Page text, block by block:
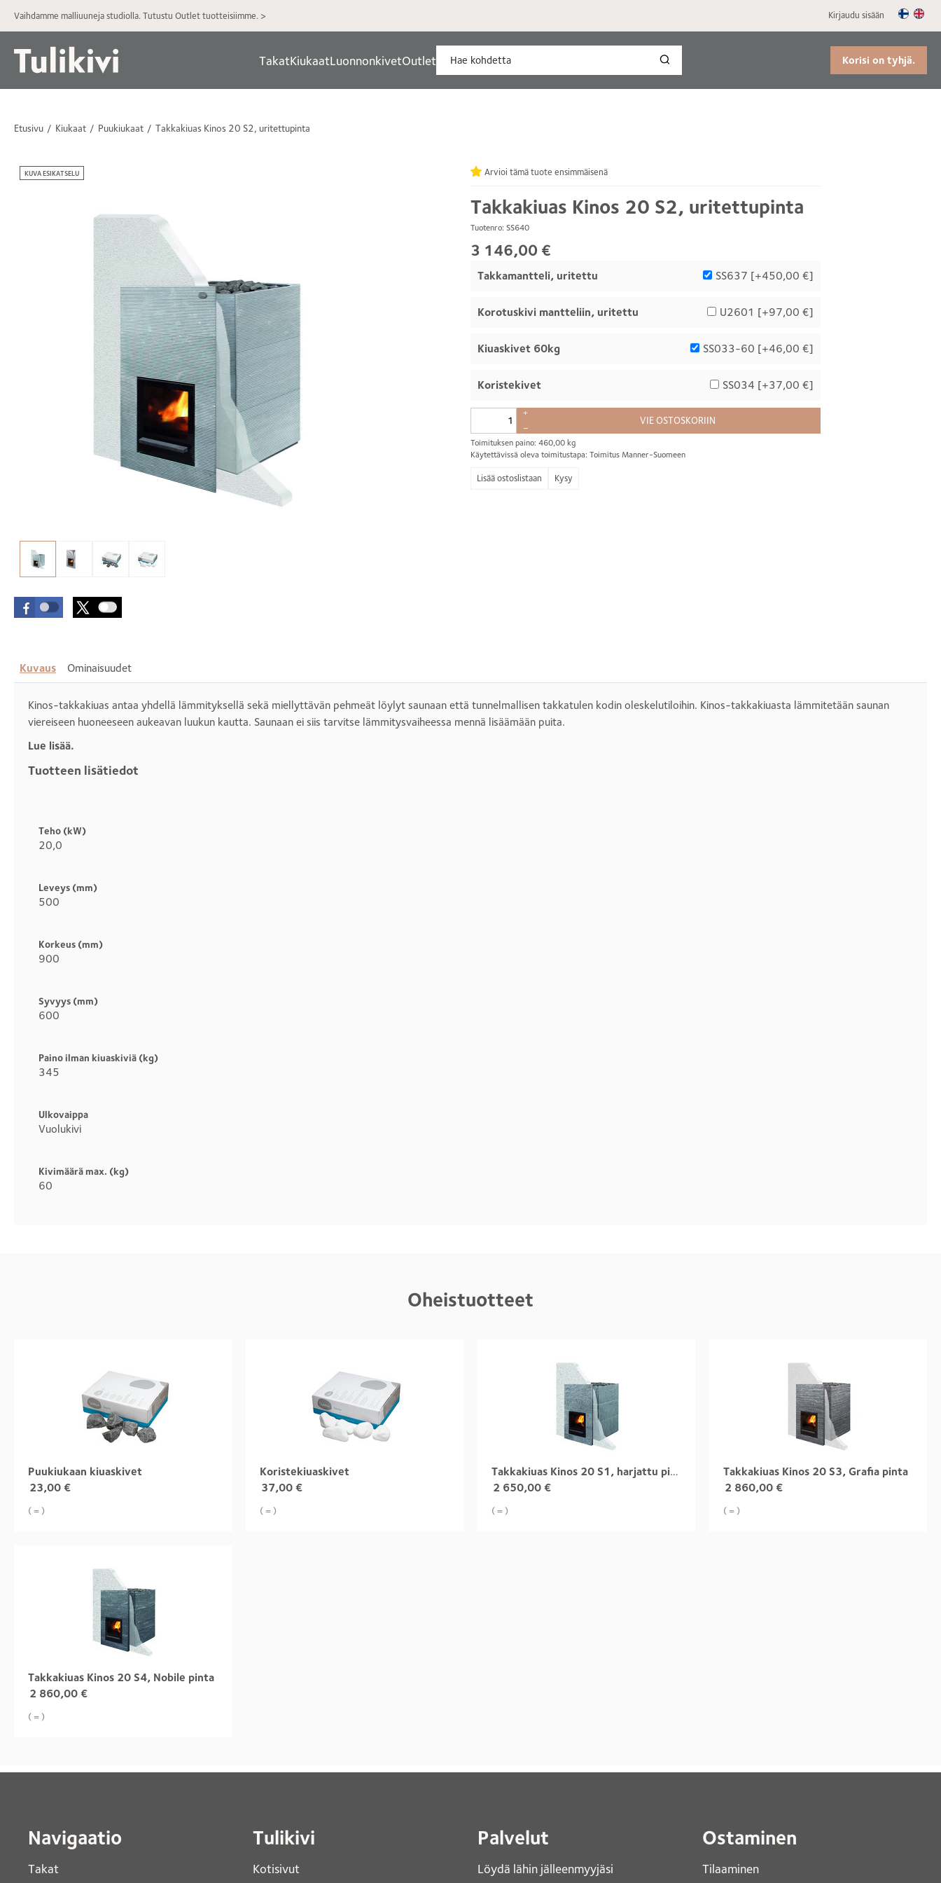
Vaihdamme malliuuneja studiolla. Tutustu Outlet tuotteisiimme. > Kirjaudu sisään
TakatKiukaatLuonnonkivetOutlet Korisi on tyhjä.
Etusivu Kiukaat Puukiukaat Takkakiuas Kinos 20 S2, uritettupinta
Takkakiuas Kinos 20 S2, uritettupinta
Tuotenro: SS640
Arvioi tämä tuote ensimmäisenä
3 146,00 €
Toimituksen paino: 460,00 kg
Takkamantteli, uritettu SS637 [+450,00 €]
Korotuskivi mantteliin, uritettu U2601 [+97,00 €]
Kiuaskivet 60kg SS033-60 [+46,00 €]
Koristekivet SS034 [+37,00 €]
+
–
VIE OSTOSKORIIN
Käytettävissä oleva toimitustapa: Toimitus Manner-Suomeen
Kysy
KUVA ESIKATSELU
Kuvaus Ominaisuudet
Kinos-takkakiuas antaa yhdellä lämmityksellä sekä miellyttävän pehmeät löylyt saunaan että tunnelmallisen takkatulen kodin oleskelutiloihin. Kinos-takkakiuasta lämmitetään saunan
viereiseen huoneeseen aukeavan luukun kautta. Saunaan ei siis tarvitse lämmitysvaiheessa mennä lisäämään puita.
Lue lisää.
Tuotteen lisätiedot
Teho (kW)
20,0
Leveys (mm)
500
Korkeus (mm)
900
Syvyys (mm)
600
Paino ilman kiuaskiviä (kg)
345
Ulkovaippa
Vuolukivi
Kivimäärä max. (kg)
60
Oheistuotteet
Puukiukaan kiuaskivet
23,00 €
( = )
Koristekiuaskivet
37,00 €
( = )
Takkakiuas Kinos 20 S1, harjattu pinta
2 650,00 €
( = )
Takkakiuas Kinos 20 S3, Grafia pinta
2 860,00 €
( = )
Takkakiuas Kinos 20 S4, Nobile pinta
2 860,00 €
( = )
Navigaatio
Takat
Tulikivi
Kotisivut
Palvelut
Löydä lähin jälleenmyyjäsi
Ostaminen
Tilaaminen